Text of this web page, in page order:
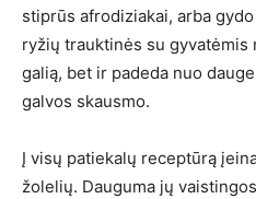
stiprūs afrodiziakai, arba
ryžių trauktinės su
galią, bet ir padeda nuo
galvos skausmo.
Į visų patiekalų receptūrą
žolelių. Dauguma jų